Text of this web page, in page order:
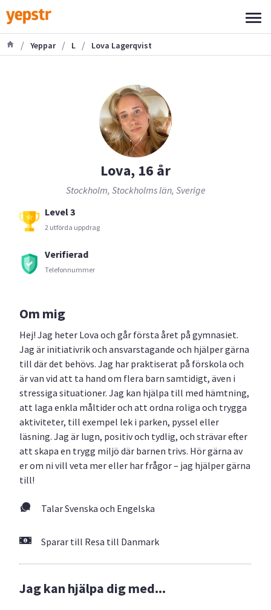
/ Yeppar / L / Lova Lagerqvist
Lova, 16 år
Stockholm, Stockholms län, Sverige
Level 3
2 utförda uppdrag
Verifierad
Telefonnummer
Om mig
Hej! Jag heter Lova och går första året på gymnasiet.
Jag är initiativrik och ansvarstagande och hjälper gärna
till där det behövs. Jag har praktiserat på förskola och
är van vid att ta hand om flera barn samtidigt, även i
stressiga situationer. Jag kan hjälpa till med hämtning,
att laga enkla måltider och att ordna roliga och trygga
aktiviteter, till exempel lek i parken, pyssel eller
läsning. Jag är lugn, positiv och tydlig, och strävar efter
att skapa en trygg miljö där barnen trivs. Hör gärna av
er om ni vill veta mer eller har frågor – jag hjälper gärna
till!
Talar Svenska och Engelska
Sparar till Resa till Danmark
Jag kan hjälpa dig med...